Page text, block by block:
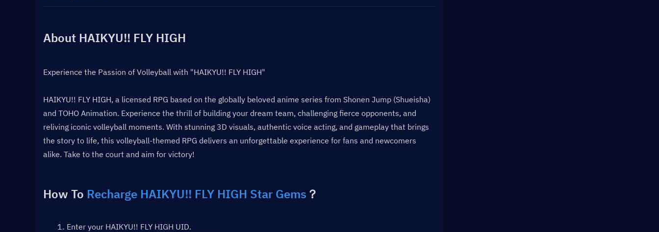
About HAIKYU!! FLY HIGH
Experience the Passion of Volleyball with "HAIKYU!! FLY HIGH"
HAIKYU!! FLY HIGH, a licensed RPG based on the globally beloved anime series from Shonen Jump (Shueisha)
and TOHO Animation. Experience the thrill of building your dream team, challenging fierce opponents, and
reliving iconic volleyball moments. With stunning 3D visuals, authentic voice acting, and gameplay that brings
the story to life, this volleyball-themed RPG delivers an unforgettable experience for fans and newcomers
alike. Take to the court and aim for victory!
How To Recharge HAIKYU!! FLY HIGH Star Gems ？
Enter your HAIKYU!! FLY HIGH UID.